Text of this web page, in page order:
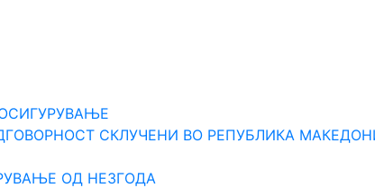
СКЛУЧЕНИ ВО РЕПУБЛИКА
ОД НЕЗГОДА